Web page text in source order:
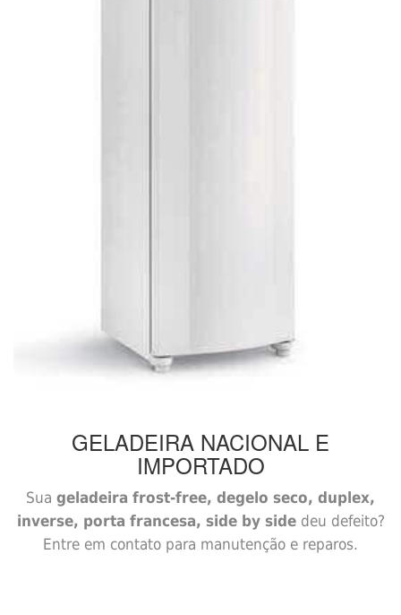
GELADEIRA NACIONAL E
IMPORTADO
Sua geladeira frost-free, degelo seco, duplex,
inverse, porta francesa, side by sidedeu defeito?
Entre em contato para manutenção e reparos.